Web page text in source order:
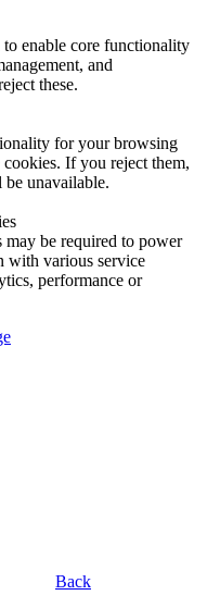
enable core functionality
and
these.
for your browsing
If you reject them,
unavailable.
may be required to power
with various service
performance or
Back